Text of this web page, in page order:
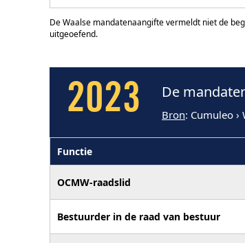
De Waalse mandatenaangifte vermeldt niet de
uitgeoefend.
2023 De
Bron: Cumuleo
Functie
OCMW-raadslid
Bestuurder in de raad van bestuur